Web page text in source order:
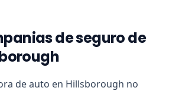
de seguro de
de auto en Hillsborough no